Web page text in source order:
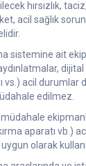
hırsızlık,
acil sağlık
sistemine ait
vs.) acil durumlar
edilmez.
aparatı vb.)
olarak